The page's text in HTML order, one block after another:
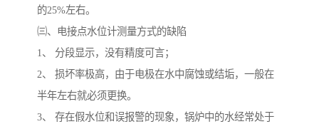
的25%左右。
㈢、电接点水位计测量方式的缺陷
1、 分段显示，没有精度可言；
2、 损坏率极高，由于电极在水中腐蚀或结垢，一般在
半年左右就必须更换。
3、 存在假水位和误报警的现象，锅炉中的水经常处于